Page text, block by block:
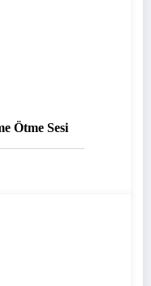
Ötme Sesi